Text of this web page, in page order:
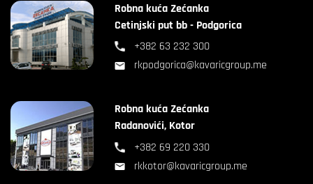
Robna kuća Zećanka
Cetinjski put bb - Podgorica
+382 63 232 300
rkpodgorica@kavaricgroup.me
Robna kuća Zećanka
Radanovići, Kotor
+382 69 220 330
rkkotor@kavaricgroup.me